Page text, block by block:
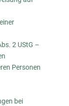
2 UStG –
Personen
bei